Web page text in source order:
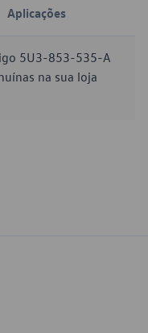
Aplicações
5U3-853-535-A
na sua loja